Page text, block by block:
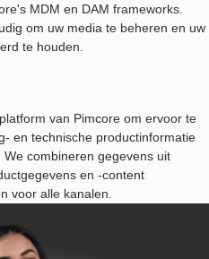
MDM en DAM frameworks.
om uw media te beheren en uw
te houden.
van Pimcore om ervoor te
en technische productinformatie
combineren gegevens uit
en -content
voor alle kanalen.